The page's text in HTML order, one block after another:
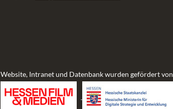
Website, Intranet und Datenbank wurden gefördert von